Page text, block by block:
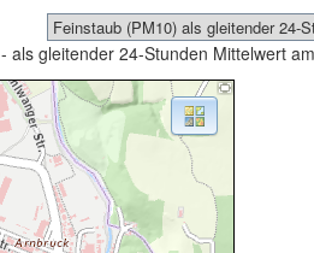
- als gleitender 24-Stunden Mittelwert